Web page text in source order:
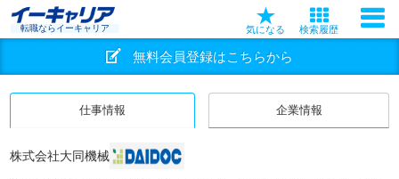
転職ならイーキャリア 気になる 検索履歴
無料会員登録はこちらから
仕事情報 企業情報
株式会社大同機械